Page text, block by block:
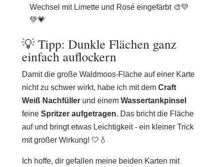
Wechsel mit Limette und Rosé eingefärbt 🎨💛
💚💗
💡 Tipp: Dunkle Flächen ganz
einfach auflockern
Damit die große Waldmoos-Fläche auf einer Karte
nicht zu schwer wirkt, habe ich mit dem Craft
Weiß Nachfüllerund einem Wassertankpinsel
feine Spritzer aufgetragen. Das bricht die Fläche
auf und bringt etwas Leichtigkeit - ein kleiner Trick
mit großer Wirkung! 🤍💧
Ich hoffe, dir gefallen meine beiden Karten mit